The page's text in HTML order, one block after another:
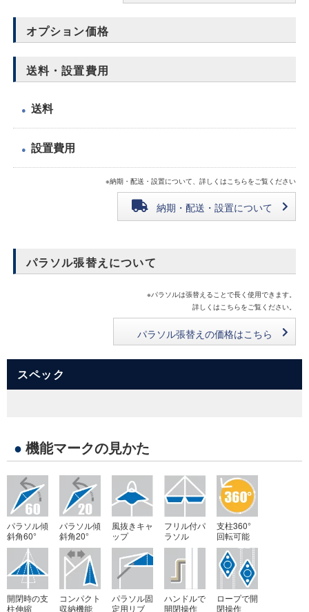
オプション価格
送料・設置費用
● 送料
● 設置費用
※納期・配送・設置について、詳しくはこちらをご覧ください
納期・配送・設置について
パラソル張替えについて
※パラソルは張替えることで長く使用できます。
詳しくはこちらをご覧ください。
パラソル張替えの価格はこちら
スペック
● 機能マークの見かた
パラソル傾
斜角60°
パラソル傾
斜角20°
風抜きキャ
ップ
フリル付パ
ラソル
支柱360°
回転可能
開閉時の支
柱伸縮
コンパクト
収納機能
パラソル固
定用リブ
ハンドルで
開閉操作
ロープで開
閉操作